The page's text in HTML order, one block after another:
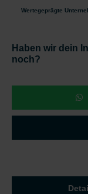
Wertegeprägte
Haben wir dein
noch?